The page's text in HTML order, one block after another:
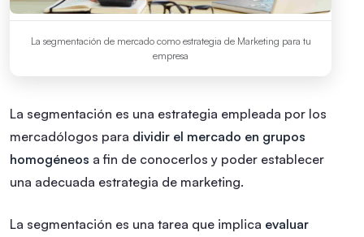
La segmentación de mercado como estrategia de Marketing para tu
empresa
La segmentación es una estrategia empleada por los
mercadólogos para dividir el mercado en grupos
homogéneos a fin de conocerlos y poder establecer
una adecuada estrategia de marketing.
La segmentación es una tarea que implica evaluar